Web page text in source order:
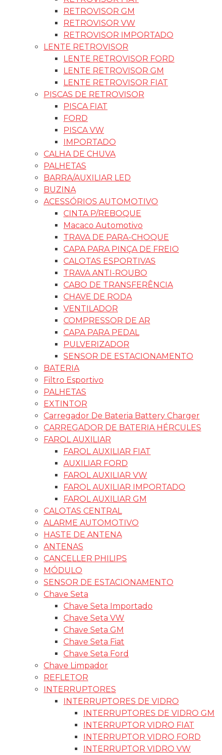
RETROVISOR GM
RETROVISOR VW
RETROVISOR IMPORTADO
LENTE RETROVISOR
LENTE RETROVISOR FORD
LENTE RETROVISOR GM
LENTE RETROVISOR FIAT
PISCAS DE RETROVISOR
PISCA FIAT
FORD
PISCA VW
IMPORTADO
CALHA DE CHUVA
PALHETAS
BARRA/AUXILIAR LED
BUZINA
ACESSÓRIOS AUTOMOTIVO
CINTA P/REBOQUE
Macaco Automotivo
TRAVA DE PARA-CHOQUE
CAPA PARA PINÇA DE FREIO
CALOTAS ESPORTIVAS
TRAVA ANTI-ROUBO
CABO DE TRANSFERÊNCIA
CHAVE DE RODA
VENTILADOR
COMPRESSOR DE AR
CAPA PARA PEDAL
PULVERIZADOR
SENSOR DE ESTACIONAMENTO
BATERIA
Filtro Esportivo
PALHETAS
EXTINTOR
Carregador De Bateria Battery Charger
CARREGADOR DE BATERIA HÉRCULES
FAROL AUXILIAR
FAROL AUXILIAR FIAT
AUXILIAR FORD
FAROL AUXILIAR VW
FAROL AUXILIAR IMPORTADO
FAROL AUXILIAR GM
CALOTAS CENTRAL
ALARME AUTOMOTIVO
HASTE DE ANTENA
ANTENAS
CANCELLER PHILIPS
MÓDULO
SENSOR DE ESTACIONAMENTO
Chave Seta
Chave Seta Importado
Chave Seta VW
Chave Seta GM
Chave Seta Fiat
Chave Seta Ford
Chave Limpador
REFLETOR
INTERRUPTORES
INTERRUPTORES DE VIDRO
INTERRUPTORES DE VIDRO GM
INTERRUPTOR VIDRO FIAT
INTERRUPTOR VIDRO FORD
INTERRUPTOR VIDRO VW